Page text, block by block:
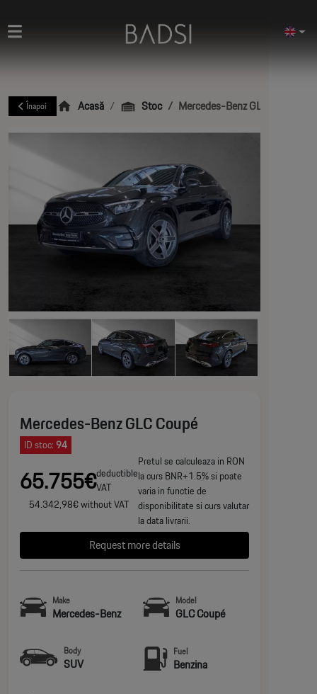
Înapoi Acasă Stoc Mercedes-Benz GLC Coupé
Mercedes-Benz GLC Coupé
ID stoc:94
65.755€deductible
VAT
54.342,98€ without VAT
Pretul se calculeaza in RON
la curs BNR+1.5% si poate
varia in functie de
disponibilitate si curs valutar
la data livrarii.
Request more details
Make
Mercedes-Benz
Model
GLC Coupé
Body
SUV
Fuel
Benzina